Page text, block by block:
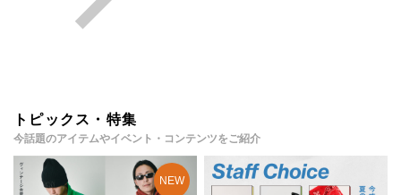
トピックス・特集
今話題のアイテムやイベント・コンテンツをご紹介